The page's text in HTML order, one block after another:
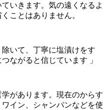
いきます。気の遠くなるよ
ことはありません。
除いて、丁寧に塩漬けをす
ながると信じています 」
があります。現在のからす
イン、シャンパンなどを使